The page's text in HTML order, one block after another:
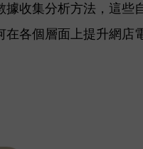
收集分析方法，這些
各個層面上提升網店